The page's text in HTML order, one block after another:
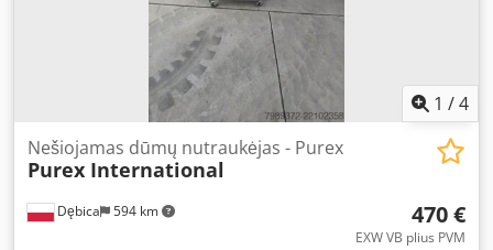
1 /4
Dębica 594 km
Nešiojamas dūmų nutraukėjas - Purex
Purex International
470 €
EXW VB plius PVM